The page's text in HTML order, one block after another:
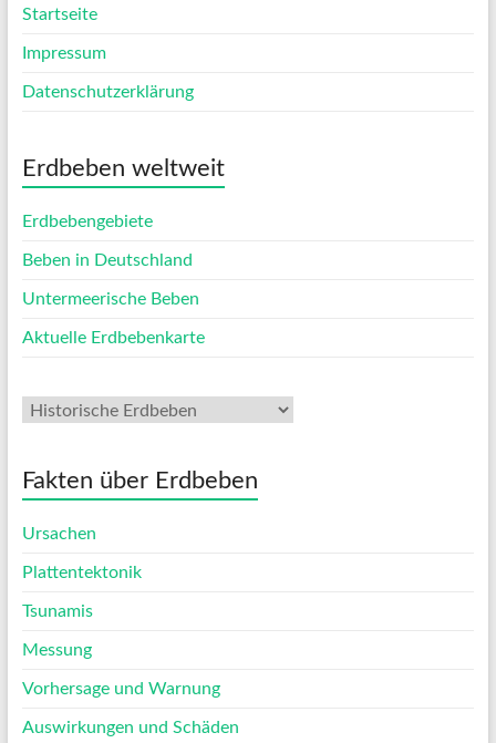
Startseite
Impressum
Datenschutzerklärung
Erdbeben weltweit
Erdbebengebiete
Beben in Deutschland
Untermeerische Beben
Aktuelle Erdbebenkarte
Fakten über Erdbeben
Ursachen
Plattentektonik
Tsunamis
Messung
Vorhersage und Warnung
Auswirkungen und Schäden